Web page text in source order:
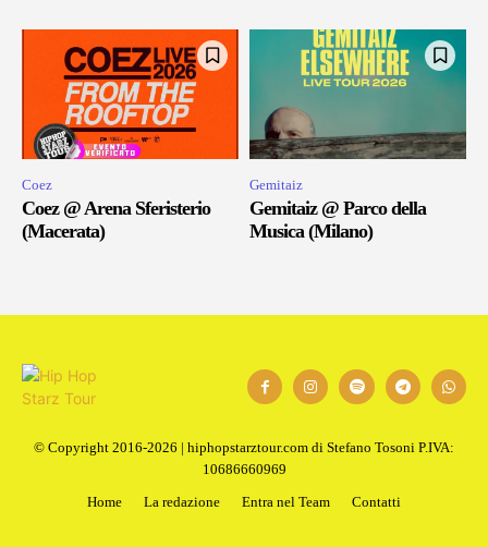
Coez
Coez @ Arena Sferisterio
(Macerata)
Gemitaiz
Gemitaiz @ Parco della
Musica (Milano)
© Copyright 2016-2026 | hiphopstarztour.com di Stefano Tosoni P.IVA:
10686660969
Home
La redazione Entra nel Team Contatti